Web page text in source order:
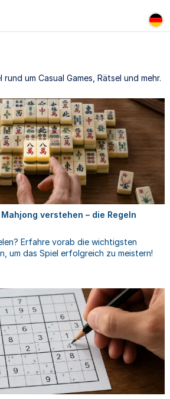
um Casual Games, Rätsel und mehr.
verstehen – die Regeln
Erfahre vorab die wichtigsten
um das Spiel erfolgreich zu meistern!